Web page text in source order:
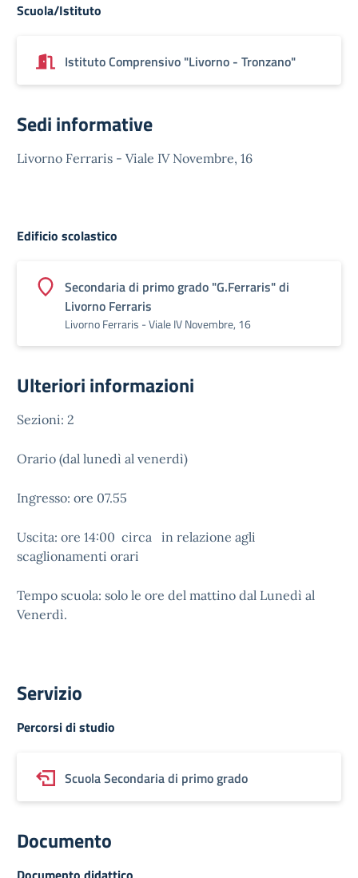
Scuola/Istituto
Istituto Comprensivo "Livorno - Tronzano"
Sedi informative
Livorno Ferraris - Viale IV Novembre, 16
Edificio scolastico
Secondaria di primo grado "G.Ferraris" di
Livorno Ferraris
Livorno Ferraris - Viale IV Novembre, 16
Ulteriori informazioni
Sezioni: 2
Orario (dal lunedì al venerdì)
Ingresso: ore 07.55
Uscita: ore 14:00 circa in relazione agli
scaglionamenti orari
Tempo scuola: solo le ore del mattino dal Lunedì al
Venerdì.
Servizio
Percorsi di studio
Scuola Secondaria di primo grado
Documento